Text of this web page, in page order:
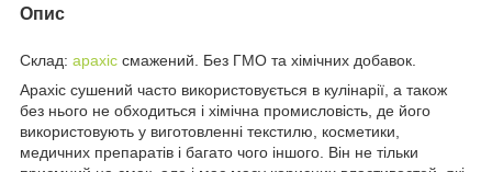
Опис
Склад: арахіс смажений. Без ГМО та хімічних добавок.
Арахіс сушений часто використовується в кулінарії, а також
без нього не обходиться і хімічна промисловість, де його
використовують у виготовленні текстилю, косметики,
медичних препаратів і багато чого іншого. Він не тільки